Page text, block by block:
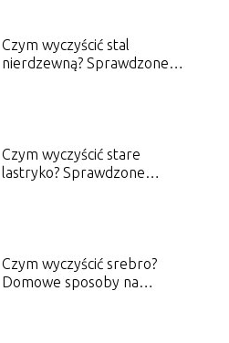
Czym wyczyścić stal
nierdzewną? Sprawdzone
Czym wyczyścić stare
lastryko? Sprawdzone
Czym wyczyścić srebro?
Domowe sposoby na